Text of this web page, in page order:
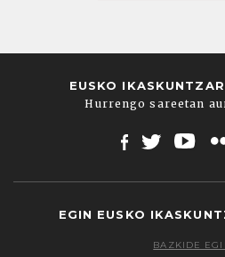
EUSKO
Hurrengo sareetan
EGIN EUSKO
BAZKIDE